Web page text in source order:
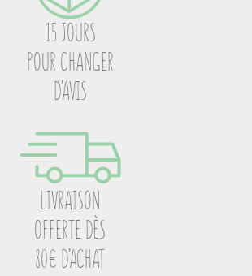
15 JOURS
POUR CHANGER
D’AVIS
LIVRAISON
OFFERTE DÈS
80€ D’ACHAT